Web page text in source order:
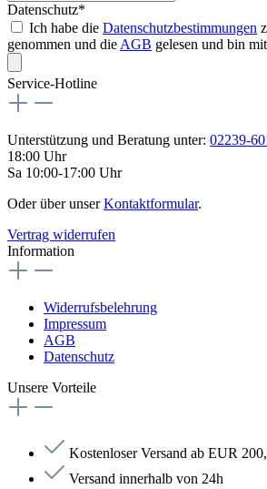
Datenschutz*
Ich habe die Datenschutzbestimmungen
genommen und die AGB gelesen und bin
Service-Hotline
Unterstützung und Beratung unter: 02239-
18:00 Uhr
Sa 10:00-17:00 Uhr
Oder über unserKontaktformular.
Vertrag widerrufen
Information
Widerrufsbelehrung
Impressum
AGB
Datenschutz
Unsere Vorteile
Kostenloser Versand ab EUR
Versand innerhalb von 24h